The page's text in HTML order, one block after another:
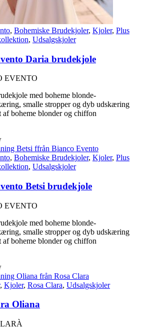
, Bohemiske Brudekjoler, Kjoler, Plus
, Udsalgskjoler
Daria brudekjole
EVENTO
med boheme blonde-
smalle stropper og dyb udskæring
af boheme blonder og chiffon
, Bohemiske Brudekjoler, Kjoler, Plus
, Udsalgskjoler
Betsi brudekjole
EVENTO
med boheme blonde-
smalle stropper og dyb udskæring
af boheme blonder og chiffon
, Kjoler, Rosa Clara, Udsalgskjoler
Oliana